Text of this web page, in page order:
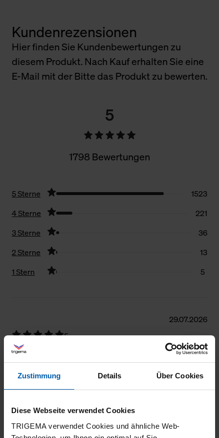
Zustimmung Details Über Cookies
Diese Webseite verwendet Cookies
TRIGEMA verwendet Cookies und ähnliche Web-
Kundenrezensionen
Hier finden Sie Kundenbewertungen zu
diesem Produkt. Nach Kauf erhalten Sie eine
E-Mail mit der Bitte das Produkt zu bewerten.
5
1798 Bewertungen
5 Sterne
1523
4 Sterne
221
3 Sterne
36
2 Sterne
13
1 Stern
5
29.07.2026
5
Sehr angenehm zu tragen und robust
5